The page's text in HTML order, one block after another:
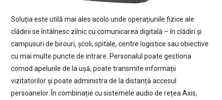
Soluția este utilă mai ales acolo unde operațiunile fizice ale
clădirii se întâlnesc zilnic cu comunicarea digitală – în clădiri și
campusuri de birouri, școli, spitale, centre logistice sau obiective
cu mai multe puncte de intrare. Personalul poate gestiona
comod apelurile de la ușă, poate transmite informații
vizitatorilor și poate administra de la distanță accesul
persoanelor. În combinație cu sistemele audio de rețea Axis,